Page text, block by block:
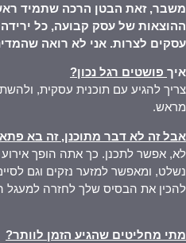
משבר, זאת הבטן הרכה שתמיד
ההוצאות של עסק קבועה, כל
עסקים לצרות. אני לא רואה
איך פושטים רגל נכון?
צריך להגיע עם תוכנית עסקית,
מראש.
אבל זה לא דבר מתוכנן, זה בא
לא, אפשר לתכנן. כך אתה הופך אירוע
נשלט, ומאפשר למזער נזקים וגם
להכין את הבסיס שלך לחזרה למעגל
מתי מחליטים שהגיע הזמן לוותר?